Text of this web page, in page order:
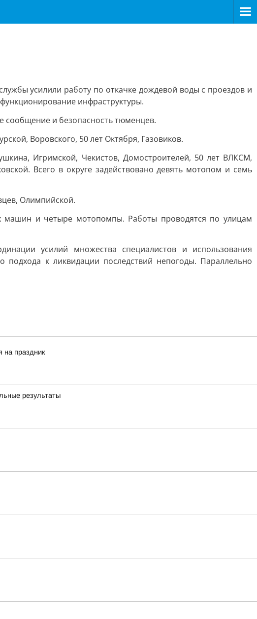
усилили работу по откачке дождевой воды с проездов и
инфраструктуры.
сообщение и безопасность тюменцев.
Воровского, 50 лет Октября, Газовиков.
Игримской, Чекистов, Домостроителей, 50 лет ВЛКСМ,
Всего в округе задействовано девять мотопом и семь
Олимпийской.
машин и четыре мотопомпы. Работы проводятся по улицам
усилий множества специалистов и использования
подхода к ликвидации последствий непогоды. Параллельно
на праздник
результаты